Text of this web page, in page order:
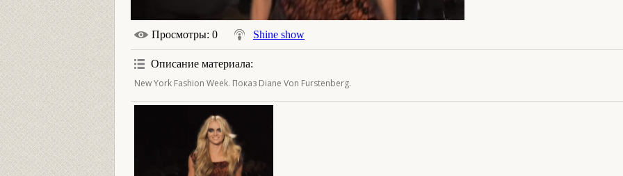
Просмотры: 0 Shine show
Описание материала:
New York Fashion Week. Показ Diane Von Furstenberg.